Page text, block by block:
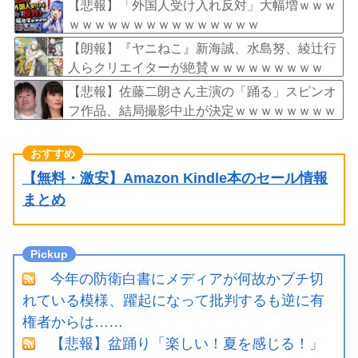
【悲報】「外国人受け入れ反対」大幅増ｗｗｗ
ｗｗｗｗｗｗｗｗｗｗｗｗｗｗｗ
【朗報】『ヤニねこ』新海誠、水島努、綾辻行
人らクリエイターが絶賛ｗｗｗｗｗｗｗｗｗ
【悲報】佐藤二朗さん主演の「踊る」スピンオ
フ作品、結局撮影中止が決定ｗｗｗｗｗｗｗｗ
【無料・激安】Amazon Kindle本のセール情報
まとめ
今年の防衛白書にメディアが何故かブチ切
れている模様、躍起になって批判するも逆に有
権者からは……
【悲報】盆踊り「楽しい！夏を感じる！」